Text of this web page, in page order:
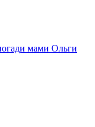
мами Ольги